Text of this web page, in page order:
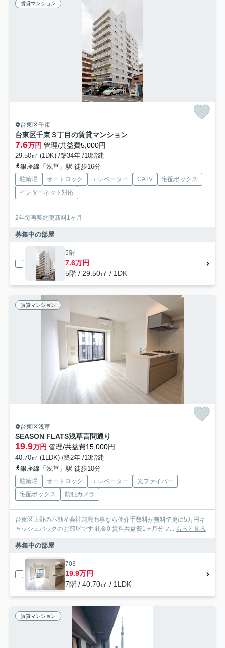
賃貸マンション
台東区千束
台東区千束３丁目の賃貸マンション
7.6万円 管理/共益費5,000円
29.50㎡ (1DK) /築34年 /10階建
銀座線「浅草」駅 徒歩16分
駐輪場 オートロック エレベーター CATV
宅配ボックス
インターネット対応
2年毎再契約更新料1ヶ月
募集中の部屋
5階
7.6万円
5階 / 29.50㎡ / 1DK
賃貸マンション
台東区浅草
SEASON FLATS浅草言問通り
19.9万円 管理/共益費15,000円
40.70㎡ (1LDK) /築2年 /13階建
銀座線「浅草」駅 徒歩10分
駐輪場 オートロック エレベーター
光ファイバー
宅配ボックス
防犯カメラ
台東区上野の不動産会社邦興商事なら仲介手数料が無料で更に5万円キ
ャッシュバックのお部屋です 礼金0 賃料共益費1ヶ月分フ... もっと見る
募集中の部屋
703
19.9万円
7階 / 40.70㎡ / 1LDK
賃貸マンション